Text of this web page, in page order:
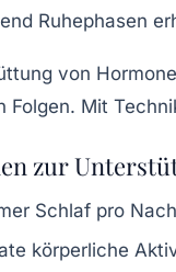
Ruhephasen
von
Folgen. Mit
zur
Schlaf pro
körperliche